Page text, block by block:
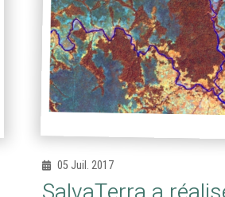
05 Juil. 2017